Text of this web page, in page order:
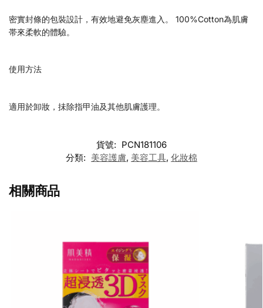
密實封條的包裝設計，有效地避免灰塵進入。 100%Cotton為肌膚
帯來柔軟的體驗。
使用方法
適用於卸妝，抺除指甲油及其他肌膚護理。
貨號: PCN181106
分類: 美容護膚, 美容工具, 化妝棉
相關商品